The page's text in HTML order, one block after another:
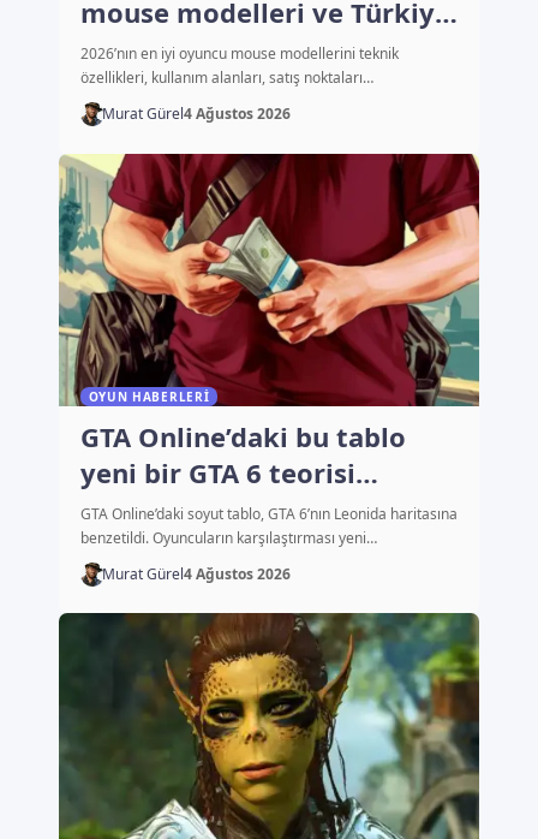
mouse modelleri ve Türkiye
fiyatları
2026’nın en iyi oyuncu mouse modellerini teknik
özellikleri, kullanım alanları, satış noktaları…
Murat Gürel4 Ağustos 2026
OYUN HABERLERI
GTA Online’daki bu tablo
yeni bir GTA 6 teorisi
başlattı
GTA Online’daki soyut tablo, GTA 6’nın Leonida haritasına
benzetildi. Oyuncuların karşılaştırması yeni…
Murat Gürel4 Ağustos 2026